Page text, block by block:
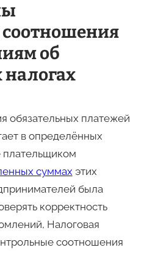
об
обязательных платежей
в определённых
плательщиком
суммах этих
была
корректность
Налоговая
соотношения